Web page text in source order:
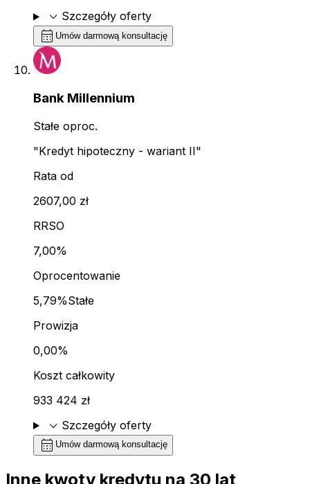
expand_more Szczegóły oferty
calendar_month Umów darmową konsultację
Bank Millennium
Stałe oproc.
"Kredyt hipoteczny - wariant II"
Rata od
2607,00 zł
RRSO
7,00%
Oprocentowanie
5,79%Stałe
Prowizja
0,00%
Koszt całkowity
933 424 zł
expand_more Szczegóły oferty
calendar_month Umów darmową konsultację
Inne kwoty kredytu na 30 lat